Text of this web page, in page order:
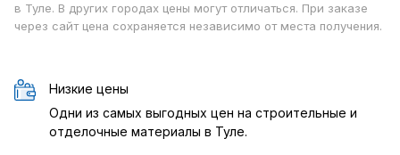
в Туле. В других городах цены могут отличаться. При заказе
через сайт цена сохраняется независимо от места получения.
Низкие цены
Одни из самых выгодных цен на строительные и
отделочные материалы в Туле.